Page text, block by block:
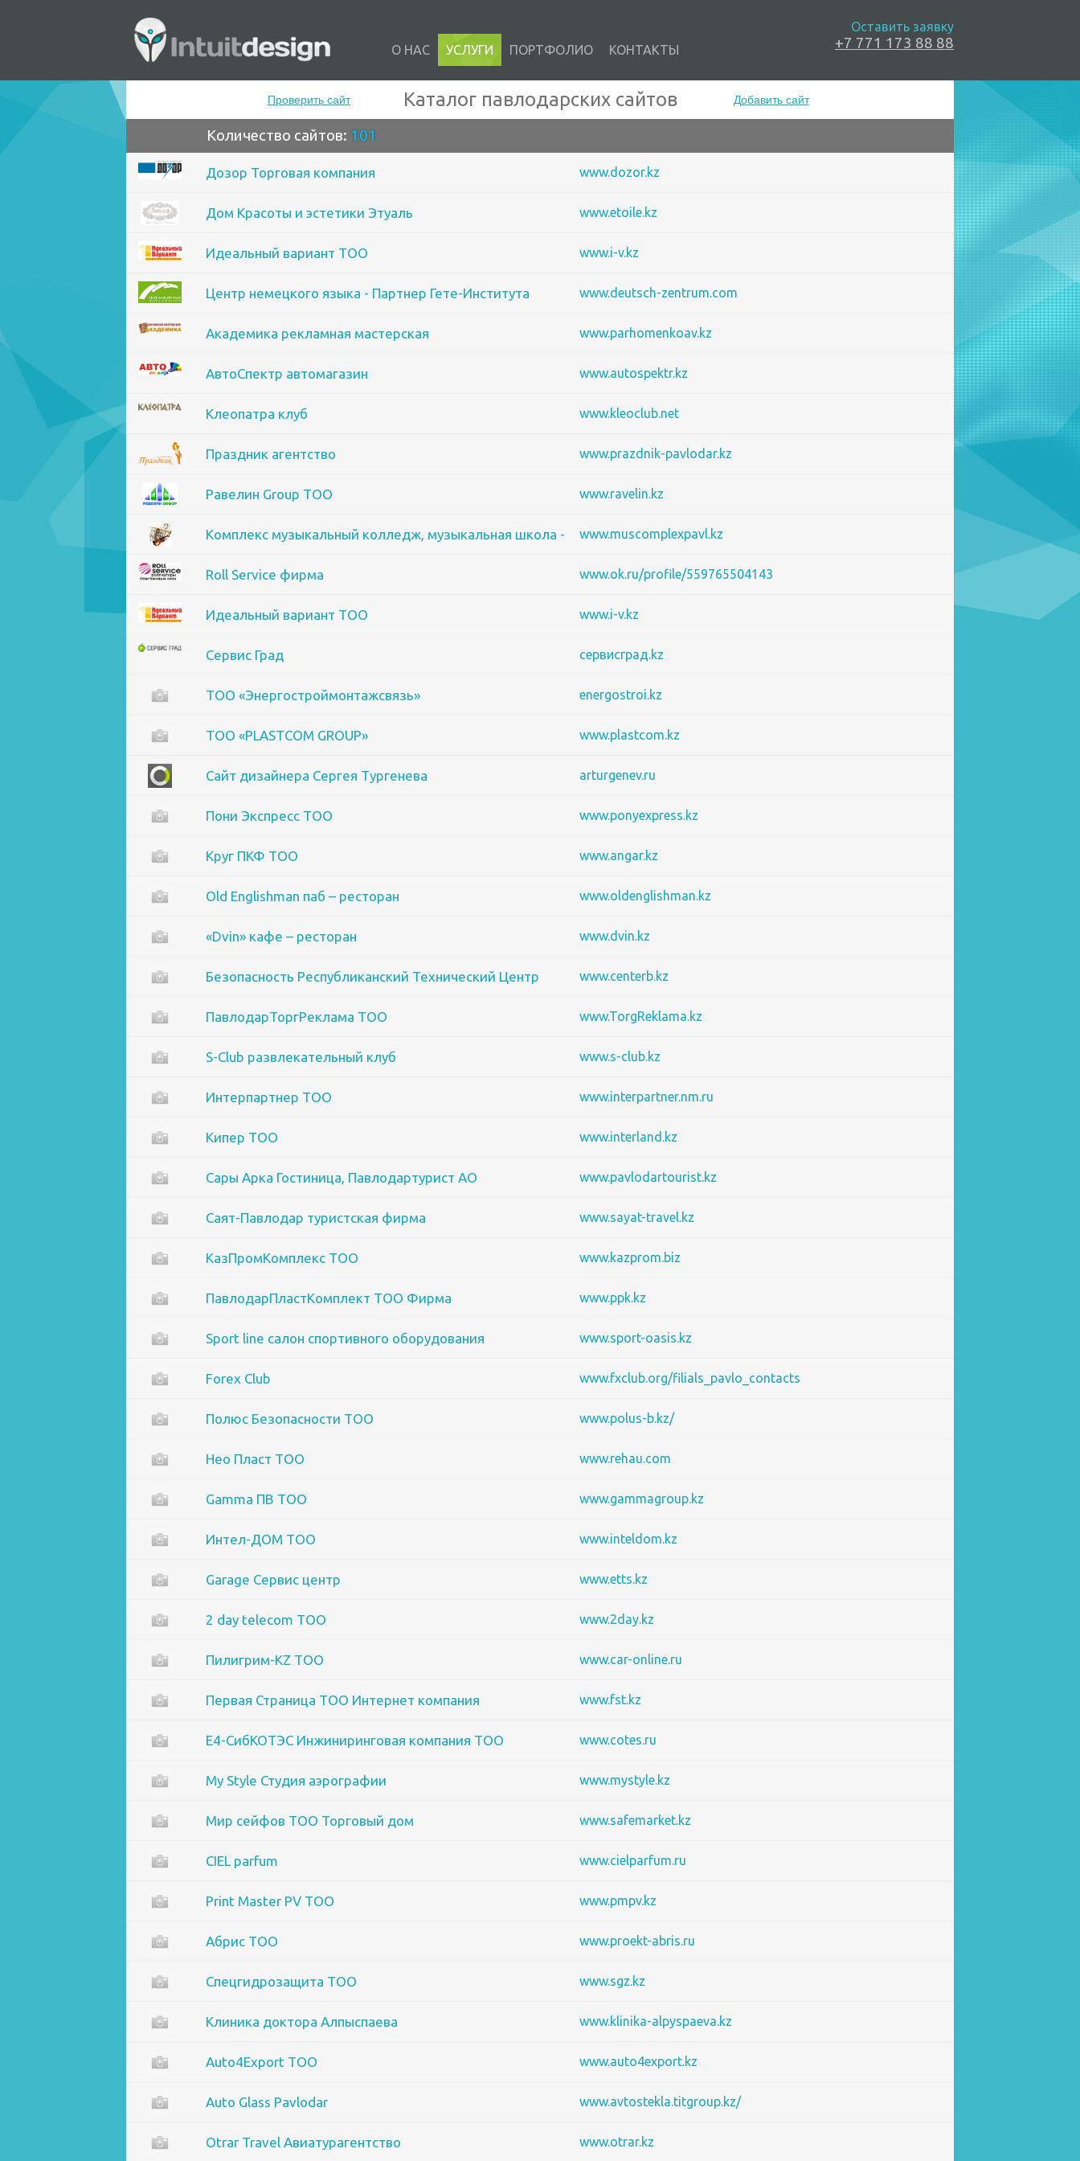
О НАС УСЛУГИ ПОРТФОЛИО КОНТАКТЫ
Оставить заявку
+7 771 173 88 88
Каталог павлодарских сайтов Добавить сайт
Проверить сайт
Количество сайтов: 101
Дозор Торговая компания www.dozor.kz
Дом Красоты и эстетики Этуаль www.etoile.kz
Идеальный вариант ТОО www.i-v.kz
Центр немецкого языка - Партнер Гете-Института www.deutsch-zentrum.com
Академика рекламная мастерская www.parhomenkoav.kz
АвтоСпектр автомагазин www.autospektr.kz
Клеопатра клуб www.kleoclub.net
Праздник агентство www.prazdnik-pavlodar.kz
Равелин Group ТОО www.ravelin.kz
Комплекс музыкальный колледж, музыкальная школа - интернат для одаренных детей ГУ
www.muscomplexpavl.kz
Roll Service фирма www.ok.ru/profile/559765504143
Идеальный вариант ТОО www.i-v.kz
Сервис Град сервисград.kz
ТОО «Энергостроймонтажсвязь» energostroi.kz
ТОО «PLASTCOM GROUP» www.plastcom.kz
Сайт дизайнера Сергея Тургенева arturgenev.ru
Пони Экспресс ТОО www.ponyexpress.kz
Круг ПКФ ТОО www.angar.kz
Old Englishman паб – ресторан www.oldenglishman.kz
«Dvin» кафе – ресторан www.dvin.kz
Безопасность Республиканский Технический Центр www.centerb.kz
ПавлодарТоргРеклама ТОО www.TorgReklama.kz
S-Club развлекательный клуб www.s-club.kz
Интерпартнер ТОО www.interpartner.nm.ru
Кипер ТОО www.interland.kz
Сары Арка Гостиница, Павлодартурист АО www.pavlodartourist.kz
Саят-Павлодар туристская фирма www.sayat-travel.kz
КазПромКомплекс ТОО www.kazprom.biz
ПавлодарПластКомплект ТОО Фирма www.ppk.kz
Sport line cалон спортивного оборудования www.sport-oasis.kz
Forex Club www.fxclub.org/filials_pavlo_contacts
Полюс Безопасности ТОО www.polus-b.kz/
Нео Пласт ТОО www.rehau.com
Gamma ПВ ТОО www.gammagroup.kz
Интел-ДОМ ТОО www.inteldom.kz
Garage Сервис центр www.etts.kz
2 day telecom ТОО www.2day.kz
Пилигрим-KZ ТОО www.car-online.ru
Первая Страница ТОО Интернет компания www.fst.kz
Е4-СибКОТЭС Инжиниринговая компания ТОО www.cotes.ru
My Style Студия аэрографии www.mystyle.kz
Мир сейфов ТОО Торговый дом www.safemarket.kz
CIEL parfum www.cielparfum.ru
Print Master PV ТОО www.pmpv.kz
Абрис ТОО www.proekt-abris.ru
Спецгидрозащита ТОО www.sgz.kz
Клиника доктора Алпыспаева www.klinika-alpyspaeva.kz
Auto4Export ТОО www.auto4export.kz
Auto Glass Pavlodar www.avtostekla.titgroup.kz/
Otrar Travel Авиатурагентство www.otrar.kz